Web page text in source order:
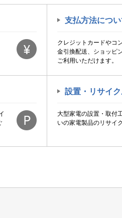
支払方法につい
クレジットカードやコ
金引換配送、ショッピ
ご利用いただけます。
設置・リサイ
大型家電の設置・取付
いの家電製品のリサイ